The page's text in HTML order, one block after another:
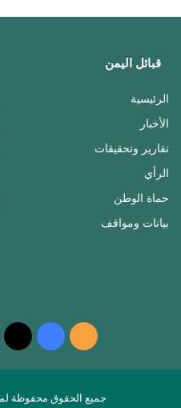
قبائل اليمن
الرئيسية
الأخبار
تقارير وتحقيقات
الرأي
حماة الوطن
بيانات ومواقف
ملخص
الموقع
RSS
فيسبوك ‫X
جميع الحقوق محفوظة